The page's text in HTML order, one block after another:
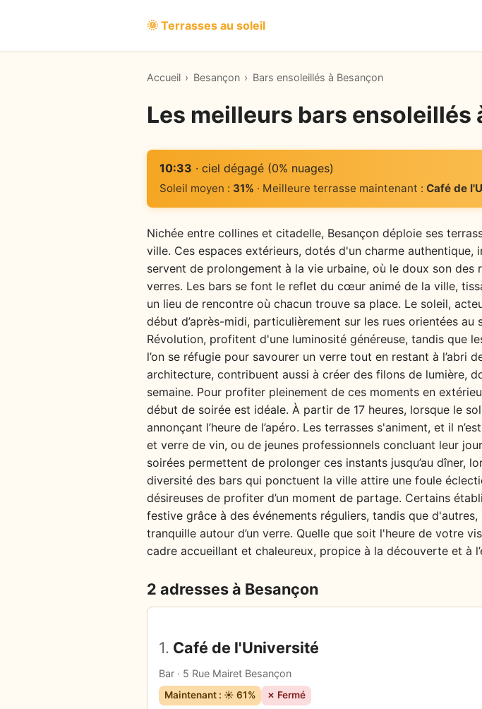
🌞 Terrasses au soleil
Accueil › Besançon › Bars ensoleillés à Besançon
Les meilleurs bars ensoleillés
10:33 · ciel dégagé (0% nuages)
Soleil moyen : 31% · Meilleure terrasse maintenant : Café de
Nichée entre collines et citadelle, Besançon déploie ses
ville. Ces espaces extérieurs, dotés d'un charme
servent de prolongement à la vie urbaine, où le doux son
verres. Les bars se font le reflet du cœur animé de la ville,
un lieu de rencontre où chacun trouve sa place. Le soleil,
début d’après-midi, particulièrement sur les rues orientées
Révolution, profitent d'une luminosité généreuse, tandis que
l’on se réfugie pour savourer un verre tout en restant à l’abri
architecture, contribuent aussi à créer des filons de lumière,
semaine. Pour profiter pleinement de ces moments en
début de soirée est idéale. À partir de 17 heures, lorsque le
annonçant l’heure de l’apéro. Les terrasses s'animent, et il
et verre de vin, ou de jeunes professionnels concluant leur
soirées permettent de prolonger ces instants jusqu’au dîner,
diversité des bars qui ponctuent la ville attire une foule
désireuses de profiter d’un moment de partage. Certains
festive grâce à des événements réguliers, tandis que
tranquille autour d’un verre. Quelle que soit l'heure de votre
cadre accueillant et chaleureux, propice à la découverte et à
2 adresses à Besançon
1. Café de l'Université
Bar · 5 Rue Mairet Besançon
Maintenant : ☀️ 61% ✗ Fermé